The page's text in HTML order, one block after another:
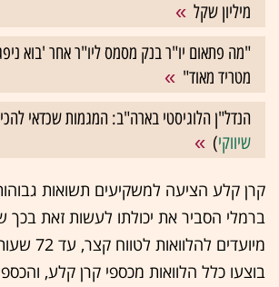
מיליון שקל
"מה פתאום יו"ר בנק מסמס ליו"ר אחר 'בוא
מטריד מאוד"
הנדל"ן הלוגיסטי בארה"ב: המגמות שכדאי
שיווקי)
קרן קלע הציעה למשקיעים תשואות
ברמלי הסביר את יכולתו לעשות זאת בכך
מיועדים
בוצעו כלל הלוואות מכספי קרן קלע,